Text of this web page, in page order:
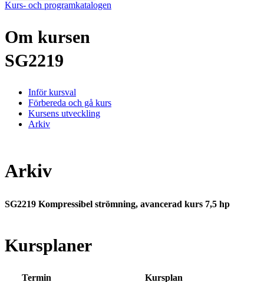
Kurs- och programkatalogen
Om kursen
SG2219
Inför kursval
Förbereda och gå kurs
Kursens utveckling
Arkiv
Arkiv
SG2219 Kompressibel strömning, avancerad kurs 7,5 hp
Kursplaner
Termin
Kursplan